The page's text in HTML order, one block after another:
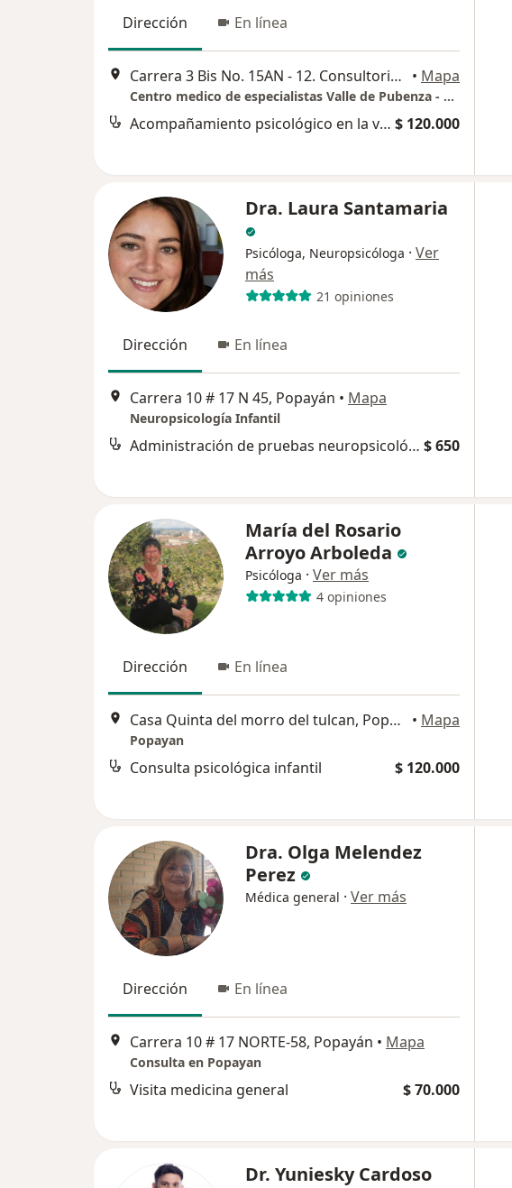
Dirección En línea
Carrera 3 Bis No. 15AN - 12. Consultorio 210, Popayán • Mapa
Centro medico de especialistas Valle de Pubenza - consultorio 210
Acompañamiento psicológico en la vejez $ 120.000
Dra. Laura Santamaria
Psicóloga, Neuropsicóloga · Ver
más
21 opiniones
Dirección En línea
Carrera 10 # 17 N 45, Popayán • Mapa
Neuropsicología Infantil
Administración de pruebas neuropsicológicas $ 650
María del Rosario
Arroyo Arboleda
Psicóloga · Ver más
4 opiniones
Dirección En línea
Casa Quinta del morro del tulcan, Popayán • Mapa
Popayan
Consulta psicológica infantil $ 120.000
Dra. Olga Melendez
Perez
Médica general · Ver más
Dirección En línea
Carrera 10 # 17 NORTE-58, Popayán • Mapa
Consulta en Popayan
Visita medicina general $ 70.000
Dr. Yuniesky Cardoso